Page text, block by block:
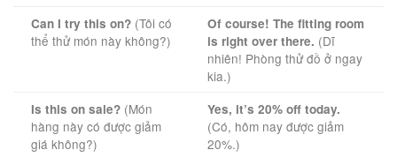
Can I try this on? (Tôi có
thể thử món này không?)
Of course! The fitting room
is right over there. (Dĩ
nhiên! Phòng thử đồ ở ngay
kia.)
Is this on sale? (Món
hàng này có được giảm
giá không?)
Yes, it’s 20% off today.
(Có, hôm nay được giảm
20%.)